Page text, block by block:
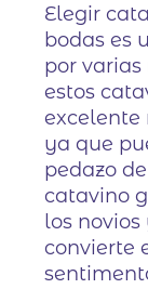
Elegir
bodas es
por varias
estos
excelente
ya que
pedazo
catavino
los
convierte